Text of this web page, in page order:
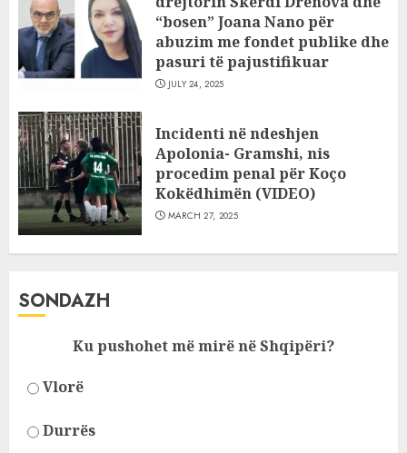
“bosen” Joana Nano për
abuzim me fondet publike dhe
pasuri të pajustifikuar
JULY 24, 2025
Incidenti në ndeshjen
Apolonia- Gramshi, nis
procedim penal për Koço
Kokëdhimën (VIDEO)
MARCH 27, 2025
SONDAZH
Ku pushohet më mirë në Shqipëri?
Vlorë
Durrës